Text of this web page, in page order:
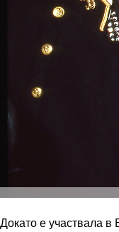
Докато е участвала